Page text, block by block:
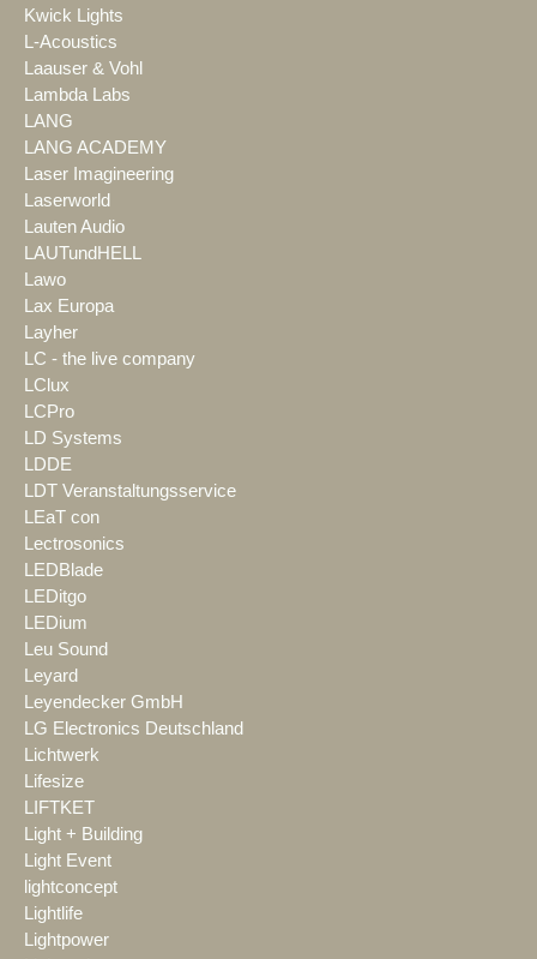
Kwick Lights
L-Acoustics
Laauser & Vohl
Lambda Labs
LANG
LANG ACADEMY
Laser Imagineering
Laserworld
Lauten Audio
LAUTundHELL
Lawo
Lax Europa
Layher
LC - the live company
LClux
LCPro
LD Systems
LDDE
LDT Veranstaltungsservice
LEaT con
Lectrosonics
LEDBlade
LEDitgo
LEDium
Leu Sound
Leyard
Leyendecker GmbH
LG Electronics Deutschland
Lichtwerk
Lifesize
LIFTKET
Light + Building
Light Event
lightconcept
Lightlife
Lightpower